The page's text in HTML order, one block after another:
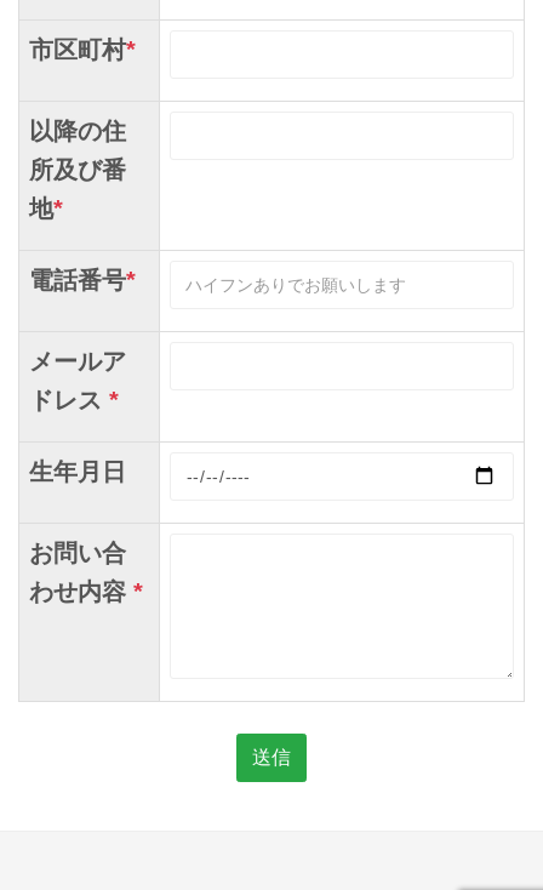
市区町村*
以降の住
所及び番
地*
電話番号*
メールア
ドレス *
生年月日
お問い合
わせ内容 *